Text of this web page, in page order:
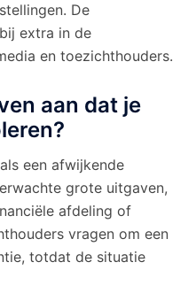
De
extra in de
en toezichthouders.
aan dat je
een afwijkende
grote uitgaven,
afdeling of
vragen om een
totdat de situatie